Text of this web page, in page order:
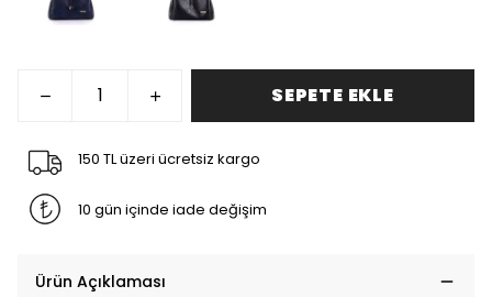
SEPETE EKLE
150 TL üzeri ücretsiz kargo
10 gün içinde iade değişim
Ürün Açıklaması